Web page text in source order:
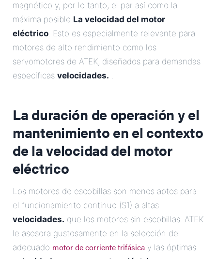
magnético y, por lo tanto, el par así como la
máxima posible La velocidad del motor
eléctrico. Esto es especialmente relevante para
motores de alto rendimiento como los
servomotores de ATEK, diseñados para demandas
específicas velocidades. .
La duración de operación y el
mantenimiento en el contexto
de lavelocidad del motor
eléctrico
Los motores de escobillas son menos aptos para
el funcionamiento continuo (S1) a altas
velocidades. que los motores sin escobillas. ATEK
le asesora gustosamente en la selección del
adecuado motor de corriente trifásica y las óptimas